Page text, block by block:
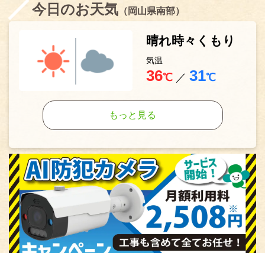
今日のお天気 （岡山県南部）
晴れ時々くもり
気温
36℃ ／ 31℃
もっと見る